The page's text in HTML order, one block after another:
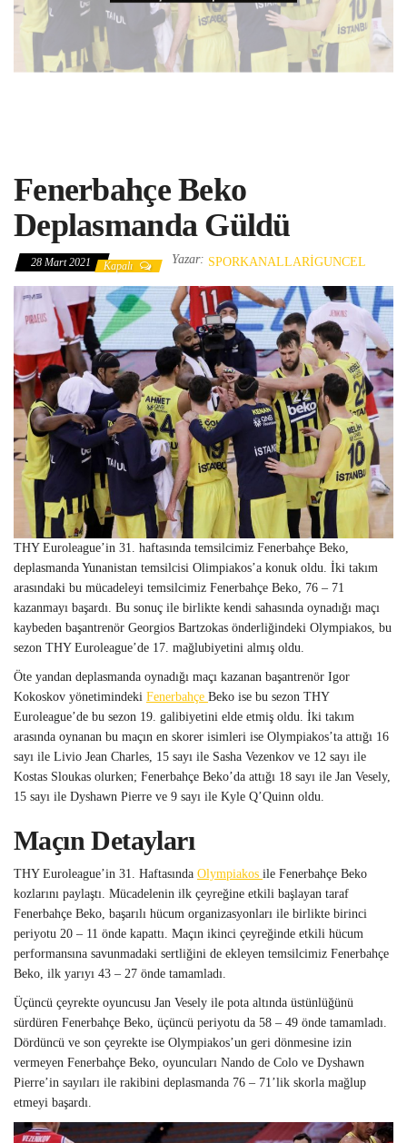
Fenerbahçe Beko
Deplasmanda Güldü
28 Mart 2021 Kapalı Yazar: SPORKANALLARIGUNCEL
THY Euroleague’in 31. haftasında temsilcimiz Fenerbahçe Beko,
deplasmanda Yunanistan temsilcisi Olimpiakos’a konuk oldu. İki takım
arasındaki bu mücadeleyi temsilcimiz Fenerbahçe Beko, 76 – 71
kazanmayı başardı. Bu sonuç ile birlikte kendi sahasında oynadığı maçı
kaybeden başantrenör Georgios Bartzokas önderliğindeki Olympiakos, bu
sezon THY Euroleague’de 17. mağlubiyetini almış oldu.
Öte yandan deplasmanda oynadığı maçı kazanan başantrenör Igor
Kokoskov yönetimindeki Fenerbahçe Beko ise bu sezon THY
Euroleague’de bu sezon 19. galibiyetini elde etmiş oldu. İki takım
arasında oynanan bu maçın en skorer isimleri ise Olympiakos’ta attığı 16
sayı ile Livio Jean Charles, 15 sayı ile Sasha Vezenkov ve 12 sayı ile
Kostas Sloukas olurken; Fenerbahçe Beko’da attığı 18 sayı ile Jan Vesely,
15 sayı ile Dyshawn Pierre ve 9 sayı ile Kyle Q’Quinn oldu.
Maçın Detayları
THY Euroleague’in 31. Haftasında Olympiakos ile Fenerbahçe Beko
kozlarını paylaştı. Mücadelenin ilk çeyreğine etkili başlayan taraf
Fenerbahçe Beko, başarılı hücum organizasyonları ile birlikte birinci
periyotu 20 – 11 önde kapattı. Maçın ikinci çeyreğinde etkili hücum
performansına savunmadaki sertliğini de ekleyen temsilcimiz Fenerbahçe
Beko, ilk yarıyı 43 – 27 önde tamamladı.
Üçüncü çeyrekte oyuncusu Jan Vesely ile pota altında üstünlüğünü
sürdüren Fenerbahçe Beko, üçüncü periyotu da 58 – 49 önde tamamladı.
Dördüncü ve son çeyrekte ise Olympiakos’un geri dönmesine izin
vermeyen Fenerbahçe Beko, oyuncuları Nando de Colo ve Dyshawn
Pierre’in sayıları ile rakibini deplasmanda 76 – 71’lik skorla mağlup
etmeyi başardı.